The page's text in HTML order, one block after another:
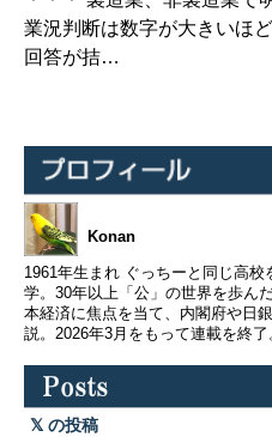
業況判断は数字が大きいほ
回答が拮…
Konan
1961年生まれ ぐっちーと同じ高
学。30年以上「公」の世界を歩ん
本経済に焦点を当て、内閣府や日
説。2026年3月をもって連載を終了
の投稿